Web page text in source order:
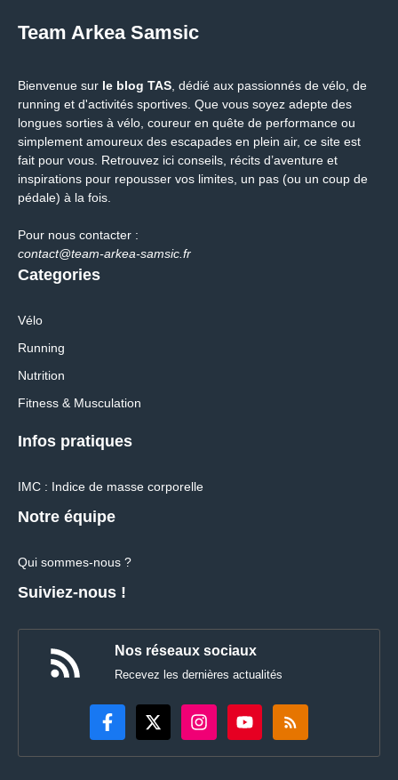
Team Arkea Samsic
Bienvenue sur le blog TAS , dédié aux passionnés de vélo, de
running et d'activités sportives. Que vous soyez adepte des
longues sorties à vélo, coureur en quête de performance ou
simplement amoureux des escapades en plein air, ce site est
fait pour vous. Retrouvez ici conseils, récits d’aventure et
inspirations pour repousser vos limites, un pas (ou un coup de
pédale) à la fois.
Pour nous contacter :
contact@team-arkea-samsic.fr
Categories
Vélo
Running
Nutrition
Fitness & Musculation
Infos pratiques
IMC : Indice de masse corporelle
Notre équipe
Qui sommes-nous ?
Suiviez-nous !
Nos réseaux sociaux
Recevez les dernières actualités